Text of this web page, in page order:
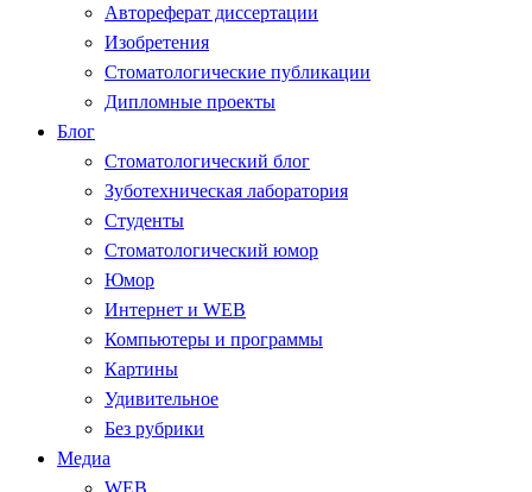
Автореферат диссертации
Изобретения
Стоматологические публикации
Дипломные проекты
Блог
Стоматологический блог
Зуботехническая лаборатория
Студенты
Стоматологический юмор
Юмор
Интернет и WEB
Компьютеры и программы
Картины
Удивительное
Без рубрики
Медиа
WEB